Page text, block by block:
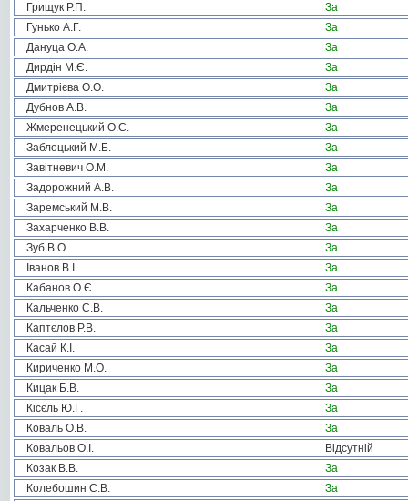
Грищук Р.П.
За
Гунько А.Г.
За
Дануца О.А.
За
Дирдін М.Є.
За
Дмитрієва О.О.
За
Дубнов А.В.
За
Жмеренецький О.С.
За
Заблоцький М.Б.
За
Завітневич О.М.
За
Задорожний А.В.
За
Заремський М.В.
За
Захарченко В.В.
За
Зуб В.О.
За
Іванов В.І.
За
Кабанов О.Є.
За
Кальченко С.В.
За
Каптєлов Р.В.
За
Касай К.І.
За
Кириченко М.О.
За
Кицак Б.В.
За
Кісєль Ю.Г.
За
Коваль О.В.
За
Ковальов О.І.
Відсутній
Козак В.В.
За
Колебошин С.В.
За